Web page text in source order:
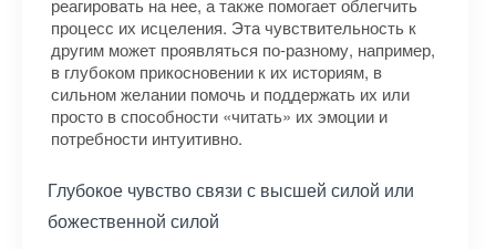
реагировать на нее, а также помогает облегчить
процесс их исцеления. Эта чувствительность к
другим может проявляться по-разному, например,
в глубоком прикосновении к их историям, в
сильном желании помочь и поддержать их или
просто в способности «читать» их эмоции и
потребности интуитивно.
Глубокое чувство связи с высшей силой или
божественной силой